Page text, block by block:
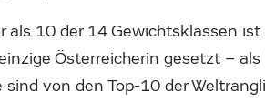
als 10 der 14 Gewichtsklassen
Österreicherin gesetzt –
sind von den Top-10 der